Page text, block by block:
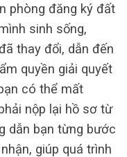
phòng đăng ký đất
sinh sống,
thay đổi, dẫn đến
quyền giải quyết
có thể mất
nộp lại hồ sơ từ
dẫn bạn từng bước
giúp quá trình